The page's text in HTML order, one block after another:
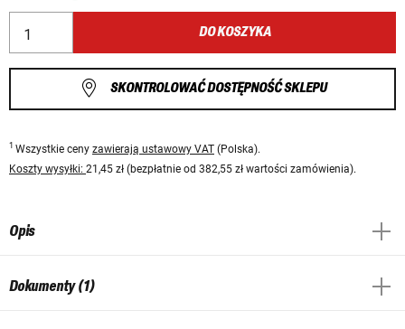
DO KOSZYKA
SKONTROLOWAĆ DOSTĘPNOŚĆ SKLEPU
1 Wszystkie ceny zawierają ustawowy VAT (Polska).
Koszty wysyłki: 21,45 zł (bezpłatnie od 382,55 zł wartości zamówienia).
Opis
Dokumenty (1)